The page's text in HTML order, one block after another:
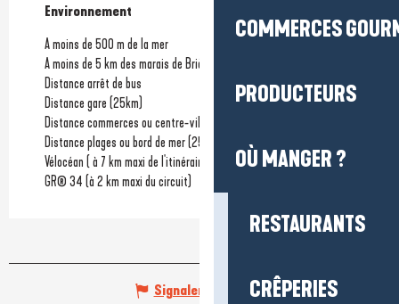
COMMERCES
PRODUCTEURS
OÙ MANGER ?
RESTAURANTS
CRÊPERIES
Environnement
Environnement
A moins de 500 m de la mer
A moins de 5 km des marais de Brière
Distance arrêt de bus
Distance gare (25km)
Distance commerces ou centre-ville
Distance plages ou bord de mer (250m)
Vélocéan ( à 7 km maxi de l'itinéraire)
GR® 34 (à 2 km maxi du circuit)
Signaler une erreur